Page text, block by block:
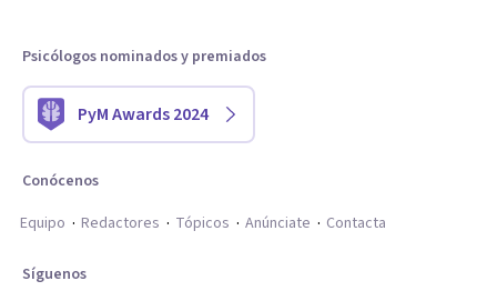
Psicólogos nominados y premiados
PyM Awards 2024
Conócenos
Equipo
Redactores Tópicos Anúnciate Contacta
Síguenos